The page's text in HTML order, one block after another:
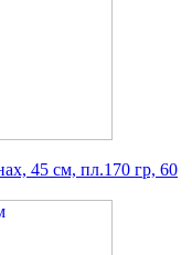
45 см, пл.170 гр, 60